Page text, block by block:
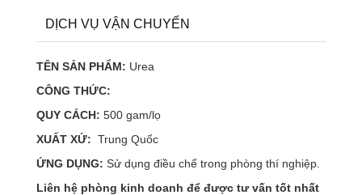
DỊCH VỤ VẬN CHUYỂN
TÊN SẢN PHẨM: Urea
CÔNG THỨC:
QUY CÁCH: 500 gam/lọ
XUẤT XỨ: Trung Quốc
ỨNG DỤNG: Sử dụng điều chế trong phòng thí nghiệp.
Liên hệ phòng kinh doanh để được tư vấn tốt nhất